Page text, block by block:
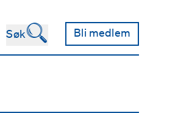
Søk🔍 Bli medlem